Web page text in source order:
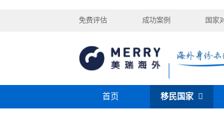
免费评估 成功案例 国家
首页 移民国家